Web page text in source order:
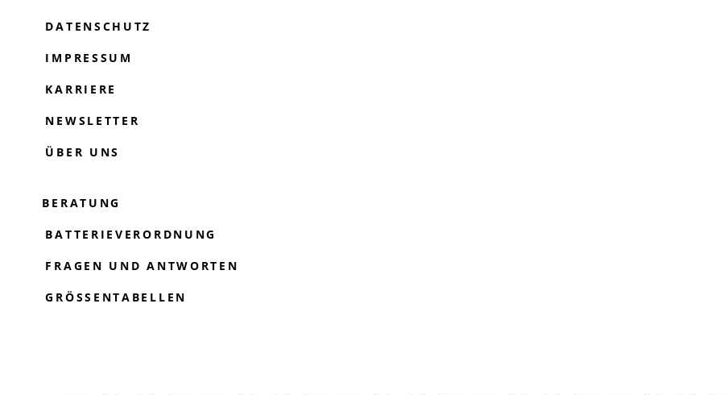
DATENSCHUTZ
IMPRESSUM
KARRIERE
NEWSLETTER
ÜBER UNS
BERATUNG
BATTERIEVERORDNUNG
FRAGEN UND ANTWORTEN
GRÖSSENTABELLEN